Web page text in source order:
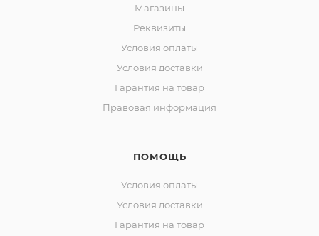
Магазины
Реквизиты
Условия оплаты
Условия доставки
Гарантия на товар
Правовая информация
ПОМОЩЬ
Условия оплаты
Условия доставки
Гарантия на товар